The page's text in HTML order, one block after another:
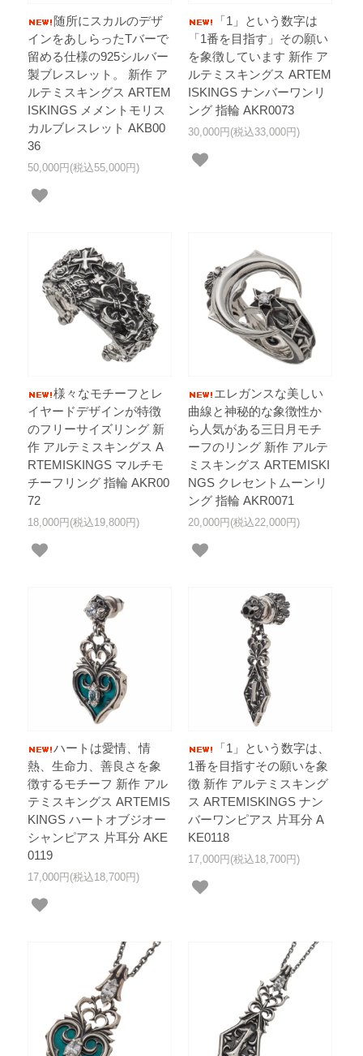
随所にスカルのデザ
インをあしらったTバーで
留める仕様の925シルバー
製ブレスレット。 新作 ア
ルテミスキングス ARTEM
ISKINGS メメントモリス
カルブレスレット AKB00
36
50,000円(税込55,000円)
「1」という数字は
「1番を目指す」その願い
を象徴しています 新作 ア
ルテミスキングス ARTEM
ISKINGS ナンバーワンリ
ング 指輪 AKR0073
30,000円(税込33,000円)
様々なモチーフとレ
イヤードデザインが特徴
のフリーサイズリング 新
作 アルテミスキングス A
RTEMISKINGS マルチモ
チーフリング 指輪 AKR00
72
18,000円(税込19,800円)
エレガンスな美しい
曲線と神秘的な象徴性か
ら人気がある三日月モチ
ーフのリング 新作 アルテ
ミスキングス ARTEMISKI
NGS クレセントムーンリ
ング 指輪 AKR0071
20,000円(税込22,000円)
ハートは愛情、情
熱、生命力、善良さを象
徴するモチーフ 新作 アル
テミスキングス ARTEMIS
KINGS ハートオブジオー
シャンピアス 片耳分 AKE
0119
17,000円(税込18,700円)
「1」という数字は、
1番を目指すその願いを象
徴 新作 アルテミスキング
ス ARTEMISKINGS ナン
バーワンピアス 片耳分 A
KE0118
17,000円(税込18,700円)